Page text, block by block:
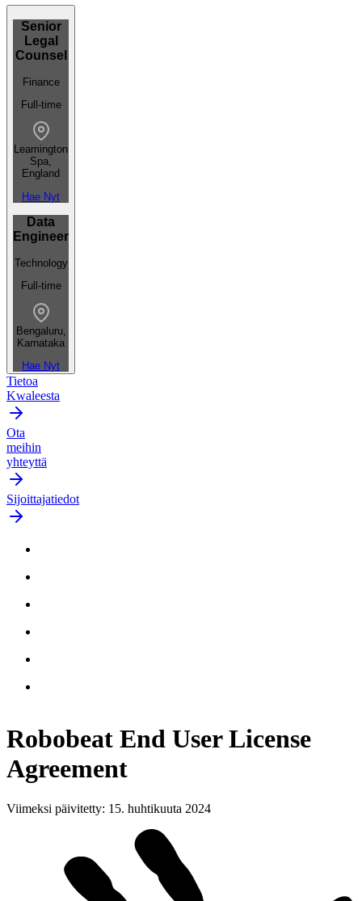
Senior
Legal
Counsel
Finance
Full-time
Leamington
Spa,
England
Hae Nyt
Data
Engineer
Technology
Full-time
Bengaluru,
Karnataka
Hae Nyt
Tietoa
Kwaleesta
Ota
meihin
yhteyttä
Sijoittajatiedot
Robobeat End User License
Agreement
Viimeksi päivitetty: 15. huhtikuuta 2024